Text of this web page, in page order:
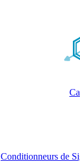
Conditionneurs de